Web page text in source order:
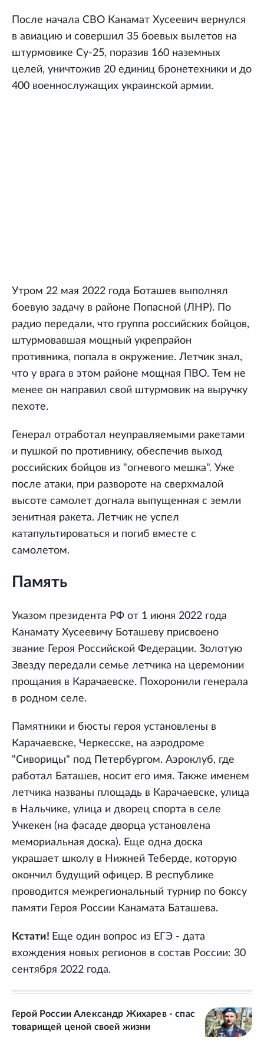
После начала СВО Канамат Хусеевич вернулся
в авиацию и совершил 35 боевых вылетов на
штурмовике Су-25, поразив 160 наземных
целей, уничтожив 20 единиц бронетехники и до
400 военнослужащих украинской армии.
Утром 22 мая 2022 года Боташев выполнял
боевую задачу в районе Попасной (ЛНР). По
радио передали, что группа российских бойцов,
штурмовавшая мощный укрепрайон
противника, попала в окружение. Летчик знал,
что у врага в этом районе мощная ПВО. Тем не
менее он направил свой штурмовик на выручку
пехоте.
Генерал отработал неуправляемыми ракетами
и пушкой по противнику, обеспечив выход
российских бойцов из "огневого мешка". Уже
после атаки, при развороте на сверхмалой
высоте самолет догнала выпущенная с земли
зенитная ракета. Летчик не успел
катапультироваться и погиб вместе с
самолетом.
Память
Указом президента РФ от 1 июня 2022 года
Канамату Хусеевичу Боташеву присвоено
звание Героя Российской Федерации. Золотую
Звезду передали семье летчика на церемонии
прощания в Карачаевске. Похоронили генерала
в родном селе.
Памятники и бюсты героя установлены в
Карачаевске, Черкесске, на аэродроме
"Сиворицы" под Петербургом. Аэроклуб, где
работал Баташев, носит его имя. Также именем
летчика названы площадь в Карачаевске, улица
в Нальчике, улица и дворец спорта в селе
Учкекен (на фасаде дворца установлена
мемориальная доска). Еще одна доска
украшает школу в Нижней Теберде, которую
окончил будущий офицер. В республике
проводится межрегиональный турнир по боксу
памяти Героя России Канамата Баташева.
Кстати! Еще один вопрос из ЕГЭ - дата
вхождения новых регионов в состав России: 30
сентября 2022 года.
Герой России Александр Жихарев - спас
товарищей ценой своей жизни